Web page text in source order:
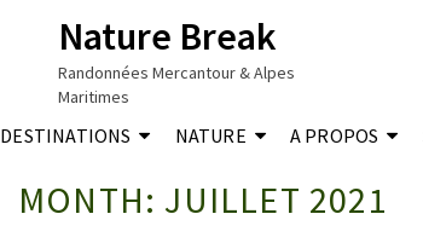
Nature Break
Randonnées Mercantour & Alpes
Maritimes
DESTINATIONS NATURE A PROPOS
MONTH: JUILLET 2021